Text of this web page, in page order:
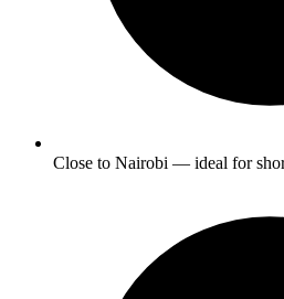
Close to Nairobi — ideal for